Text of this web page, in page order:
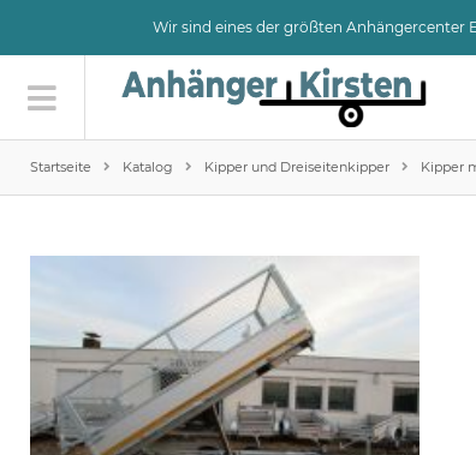
Wir sind eines der größten Anhängercenter
Startseite Katalog Kipper und Dreiseitenkipper Kipper